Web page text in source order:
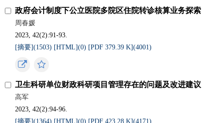
政府会计制度下公立医院多院区住院转诊核算业务探索
周春媛
2023, 42(2):91-93.
[摘要](1503) [HTML](0) [PDF 379.39 K](4001)
卫生科研单位财政科研项目管理存在的问题及改进建议
高军
2023, 42(2):94-96.
[摘要](1364) [HTML](0) [PDF 423.28 K](4171)